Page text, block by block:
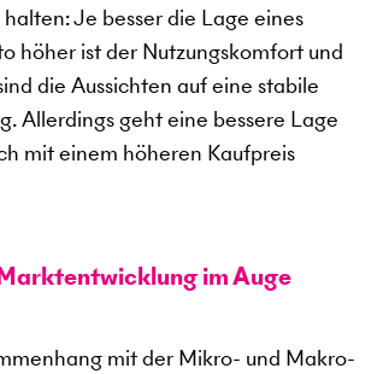
Je besser die Lage eines
höher ist der Nutzungskomfort und
die Aussichten auf eine stabile
Allerdings geht eine bessere Lage
mit einem höheren Kaufpreis
im Auge
mit der Mikro- und Makro-